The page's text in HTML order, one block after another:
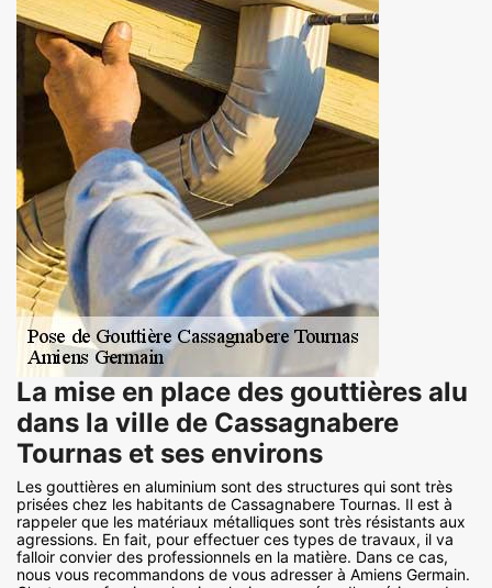
La mise en place des gouttières alu
dans la ville de Cassagnabere
Tournas et ses environs
Les gouttières en aluminium sont des structures qui sont très
prisées chez les habitants de Cassagnabere Tournas. Il est à
rappeler que les matériaux métalliques sont très résistants aux
agressions. En fait, pour effectuer ces types de travaux, il va
falloir convier des professionnels en la matière. Dans ce cas,
nous vous recommandons de vous adresser à Amiens Germain.